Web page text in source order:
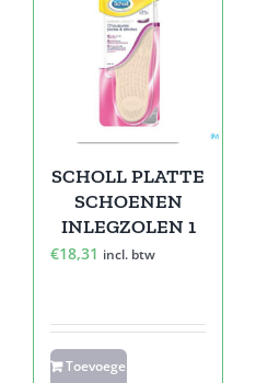
SCHOLL PLATTE
SCHOENEN
INLEGZOLEN 1
€18,31 incl. btw
Toevoegen